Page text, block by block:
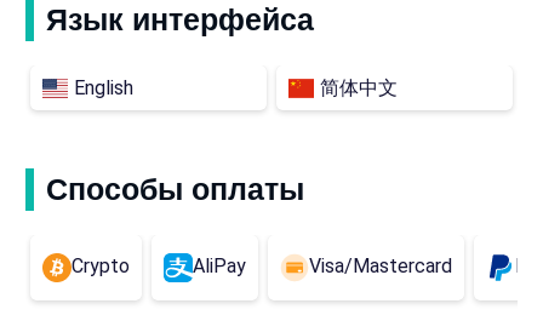
Язык интерфейса
English 简体中文
Способы оплаты
Crypto AliPay Visa/Mastercard